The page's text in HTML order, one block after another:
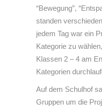
“Bewegung”,
standen
jedem Tag war ein
Kategorie zu
Klassen 2 – 4 am
Kategorien
Auf dem Schulhof
Gruppen um die